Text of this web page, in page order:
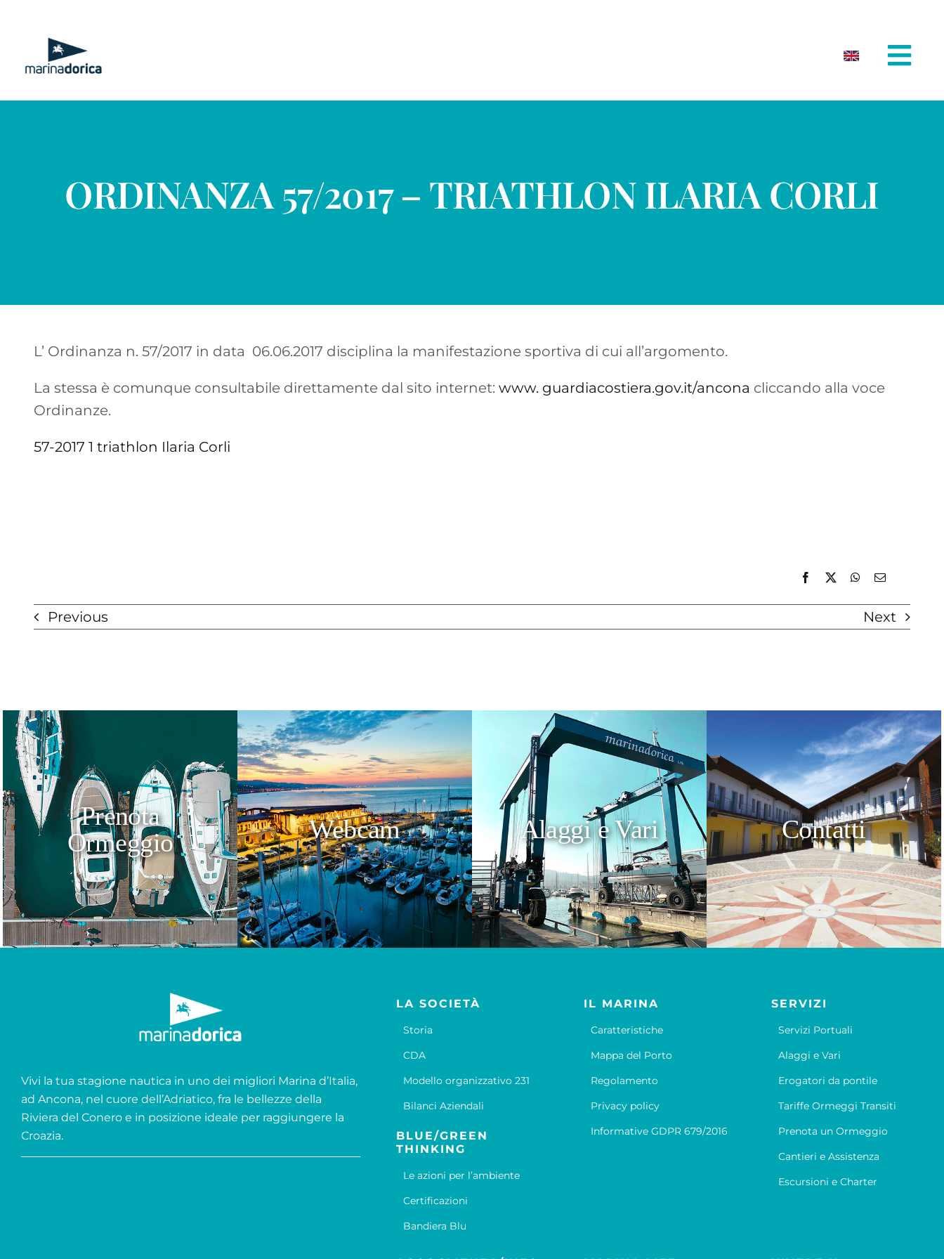
contenuto
ORDINANZA 57/2017 – TRIATHLON ILARIA CORLI
L’ Ordinanza n. 57/2017 in data 06.06.2017 disciplina la manifestazione sportiva di cui all’argomento.
La stessa è comunque consultabile direttamente dal sito internet: www. guardiacostiera.gov.it/ancona cliccando alla voce
Ordinanze.
57-2017 1 triathlon Ilaria Corli
Previous Next
Prenota
Ormeggio
Webcam Alaggi e Vari Contatti
Vivi la tua stagione nautica in uno dei migliori Marina d’Italia,
ad Ancona, nel cuore dell’Adriatico, fra le bellezze della
Riviera del Conero e in posizione ideale per raggiungere la
Croazia.
LA SOCIETÀ
Storia
CDA
Modello organizzativo 231
Bilanci Aziendali
BLUE/GREEN
THINKING
Le azioni per l’ambiente
Certificazioni
Bandiera Blu
IL MARINA
Caratteristiche
Mappa del Porto
Regolamento
Privacy policy
Informative GDPR 679/2016
SERVIZI
Servizi Portuali
Alaggi e Vari
Erogatori da pontile
Tariffe Ormeggi Transiti
Prenota un Ormeggio
Cantieri e Assistenza
Escursioni e Charter